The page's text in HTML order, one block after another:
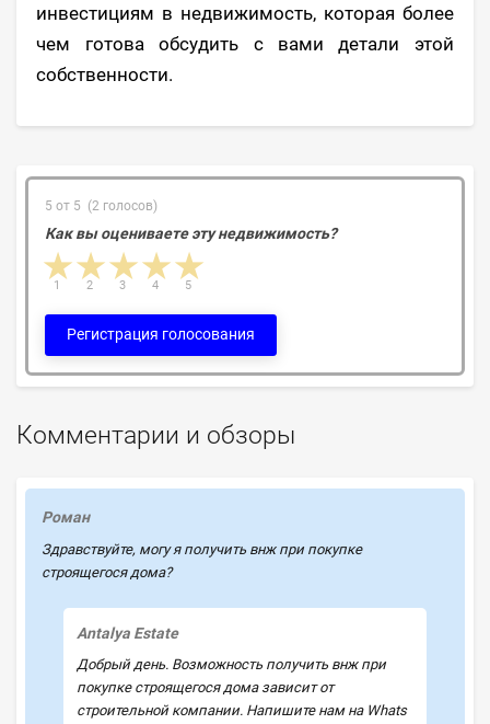
инвестициям в недвижимость, которая более
чем готова обсудить с вами детали этой
собственности.
5 от 5 (2 голосов)
Как вы оцениваете эту недвижимость?
4 stars
3 stars
2 stars
1 star 5
4
3
2
1
Регистрация голосования
Комментарии и обзоры
Роман
Здравствуйте, могу я получить внж при покупке
строящегося дома?
Antalya Estate
Добрый день. Возможность получить внж при
покупке строящегося дома зависит от
строительной компании. Напишите нам на Whats